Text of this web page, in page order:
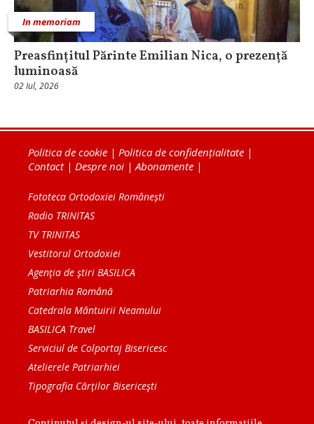
In memoriam
Preasfințitul Părinte Emilian Nica, o prezență
luminoasă
02 Iul, 2026
Politica de cookie | Politica de confidențialitate |
Contact| Despre noi | Abonamente |
Fototeca Ortodoxiei Românești
Radio TRINITAS
TV TRINITAS
Vestitorul Ortodoxiei
Agenţia de ştiri BASILICA
Patriarhia Română
Catedrala Mântuirii Neamului
BASILICA Travel
Serviciul de Colportaj Bisericesc
Atelierele Patriarhiei
Tipografia Cărţilor Bisericeşti